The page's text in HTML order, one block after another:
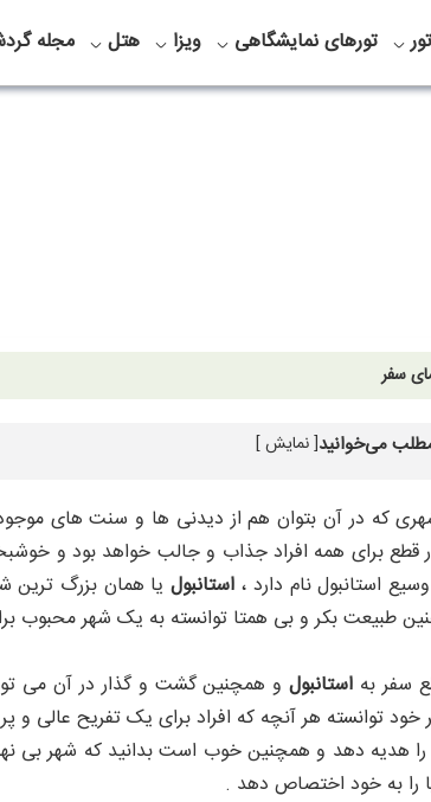
تور تورهای نمایشگاهی ویزا هتل مجله
سفر
می‌خوانید[ نمایش ]
و آداب و رسوم مردم استانبول
هوای شهر استانبول
که در آن بتوان هم از دیدنی ها و سنت های
قطع برای همه افراد جذاب و جالب خواهد بود و
استانبول نام دارد ،استانبول یا همان بزرگ
طبیعت بکر و بی همتا توانسته به یک شهر
سفر به استانبولو همچنین گشت و گذار در آن می
خود توانسته هر آنچه که افراد برای یک تفریح عالی
را به خود اختصاص دهد .